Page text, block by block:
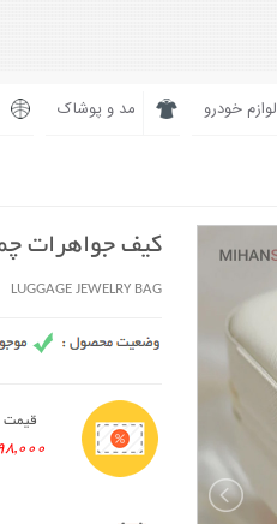
لوازم خودرو مد و پوشاک
کیف جواهرات
LUGGAGE JEWELRY BAG
398,000